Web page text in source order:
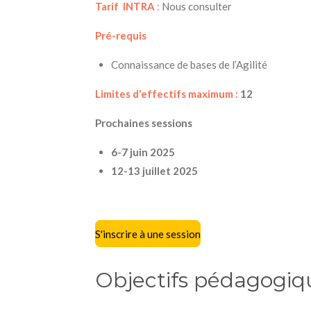
Tarif INTRA : Nous consulter
Pré-requis
Connaissance de bases de l’Agilité
Limites d'effectifs maximum : 12
Prochaines sessions
6-7 juin 2025
12-13 juillet 2025
S'inscrire à une session
Objectifs